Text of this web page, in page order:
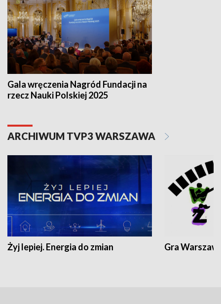
Gala wręczenia Nagród Fundacji na
rzecz Nauki Polskiej 2025
ARCHIWUM TVP3 WARSZAWA
Żyj lepiej. Energia do zmian Gra